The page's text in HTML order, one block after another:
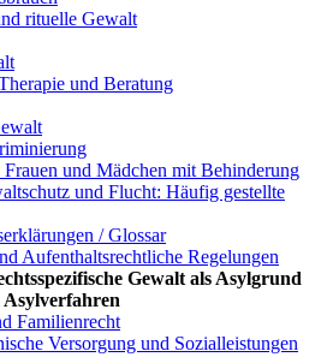
rituelle Gewalt
und Beratung
und Mädchen mit Behinderung
und Flucht: Häufig gestellte
/ Glossar
Aufenthaltsrechtliche Regelungen
Gewalt als Asylgrund
Familienrecht
Versorgung und Sozialleistungen